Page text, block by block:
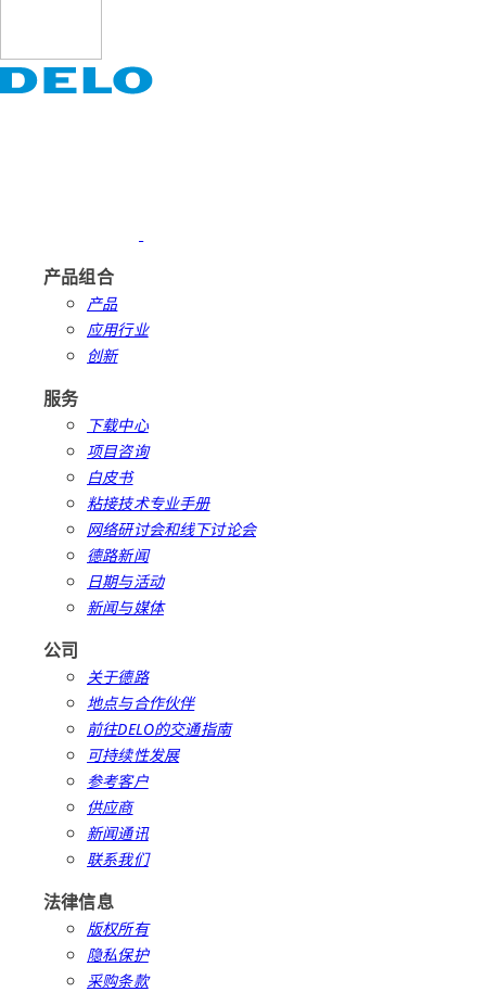
产品组合
产品
应用行业
创新
服务
下载中心
项目咨询
白皮书
粘接技术专业手册
网络研讨会和线下讨论会
德路新闻
日期与活动
新闻与媒体
公司
关于德路
地点与合作伙伴
前往DELO的交通指南
可持续性发展
参考客户
供应商
新闻通讯
联系我们
法律信息
版权所有
隐私保护
采购条款